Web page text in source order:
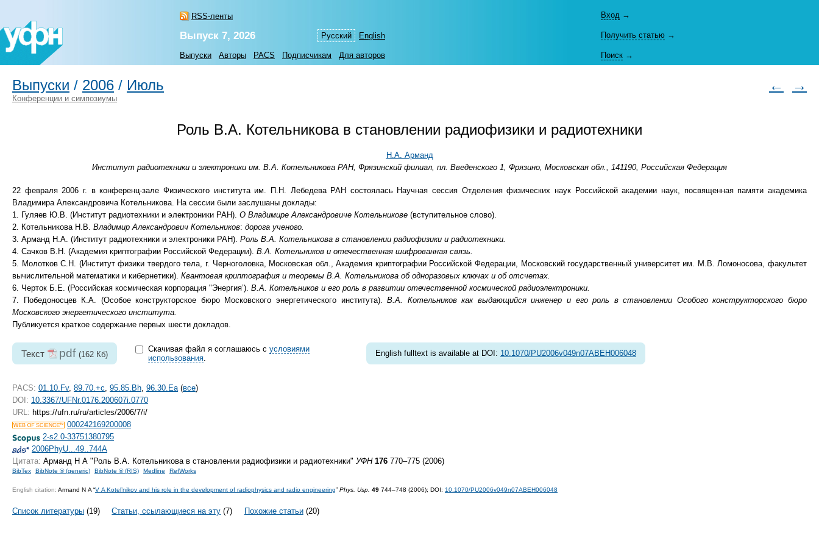
RSS-ленты
Русский English
Вход →
Выпуск 7, 2026 Получить статью →
Выпуски Авторы PACS Подписчикам Для авторов Поиск →
Выпуски / 2006 / Июль ← →
Конференции и симпозиумы
Роль В.А. Котельникова в становлении радиофизики и радиотехники
Н.А. Арманд
Институт радиотехники и электроники им. В.А. Котельникова РАН, Фрязинский филиал, пл. Введенского 1, Фрязино, Московская обл., 141190, Российская Федерация
22 февраля 2006 г. в конференц-зале Физического института им. П.Н. Лебедева РАН состоялась Научная сессия Отделения физических наук Российской академии наук, посвященная памяти академика
Владимира Александровича Котельникова. На сессии были заслушаны доклады:
1. Гуляев Ю.В. (Институт радиотехники и электроники РАН). О Владимире Александровиче Котельникове (вступительное слово).
2. Котельникова Н.В. Владимир Александрович Котельников: дорога ученого.
3. Арманд Н.А. (Институт радиотехники и электроники РАН). Роль В.А. Котельникова в становлении радиофизики и радиотехники.
4. Сачков В.Н. (Академия криптографии Российской Федерации). В.А. Котельников и отечественная шифрованная связь.
5. Молотков С.Н. (Институт физики твердого тела, г. Черноголовка, Московская обл., Академия криптографии Российской Федерации, Московский государственный университет им. М.В. Ломоносова, факультет
вычислительной математики и кибернетики). Квантовая криптография и теоремы В.А. Котельникова об одноразовых ключах и об отсчетах.
6. Черток Б.Е. (Российская космическая корпорация "Энергия’). В.А. Котельников и его роль в развитии отечественной космической радиоэлектроники.
7. Победоносцев К.А. (Особое конструкторское бюро Московского энергетического института).В.А. Котельников как выдающийся инженер и его роль в становлении Особого конструкторского бюро
Московского энергетического института.
Публикуется краткое содержание первых шести докладов.
Текст pdf (162 Кб)
Скачивая файл я соглашаюсь с условиями
использования.
English fulltext is available at DOI: 10.1070/PU2006v049n07ABEH006048
PACS: 01.10.Fv, 89.70.+c 95.85.Bh 96.30.Ea (все)
DOI: 10.3367/UFNr.0176.200607i.0770
URL: https://ufn.ru/ru/articles/2006/7/i/
000242169200008
2-s2.0-33751380795
2006PhyU...49..744A
Цитата: Арманд Н А "Роль В.А. Котельникова в становлении радиофизики и радиотехники" УФН 176 770–775 (2006)
BibTex BibNote ® (generic) BibNote ® (RIS) Medline RefWorks
English citation: Armand N A “V A Kotel’nikov and his role in the development of radiophysics and radio engineering” Phys. Usp. 49 744–748 (2006); DOI: 10.1070/PU2006v049n07ABEH006048
Список литературы (19) Статьи, ссылающиеся на эту (7) Похожие статьи(20)